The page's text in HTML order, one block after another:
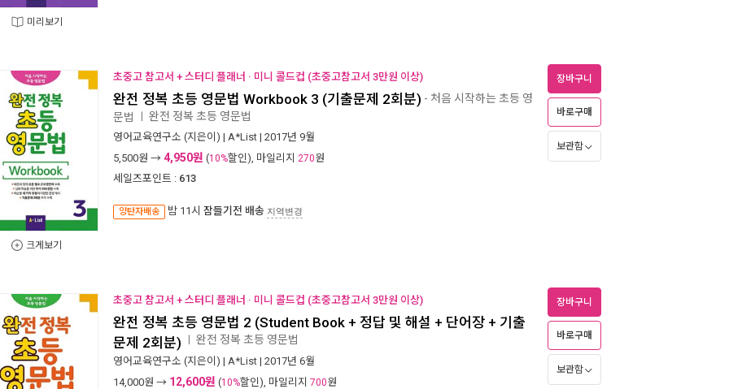
미리보기
크게보기
초중고 참고서 + 스터디 플래너 · 미니 콜드컵 (초중고참고서 3만원 이상)
완전 정복 초등 영문법 Workbook 3 (기출문제 2회분) - 처음 시작하는 초등 영
문법 완전 정복 초등 영문법
영어교육연구소 (지은이) | A*List | 2017년 9월
5,500원 → 4,950원 (10%할인), 마일리지 270원
세일즈포인트 : 613
양탄자배송 밤 11시 잠들기전 배송 지역변경
장바구니
바로구매
보관함
초중고 참고서 + 스터디 플래너 · 미니 콜드컵 (초중고참고서 3만원 이상)
완전 정복 초등 영문법 2 (Student Book + 정답 및 해설 + 단어장 + 기출
문제 2회분) 완전 정복 초등 영문법
영어교육연구소 (지은이) | A*List | 2017년 6월
14,000원 → 12,600원 (10%할인), 마일리지 700원
장바구니
바로구매
보관함